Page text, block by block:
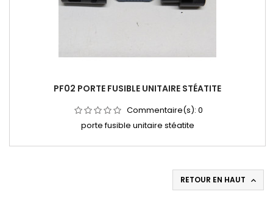
PF02 PORTE FUSIBLE UNITAIRE STÉATITE
Commentaire(s): 0
porte fusible unitaire stéatite
RETOUR EN HAUT 